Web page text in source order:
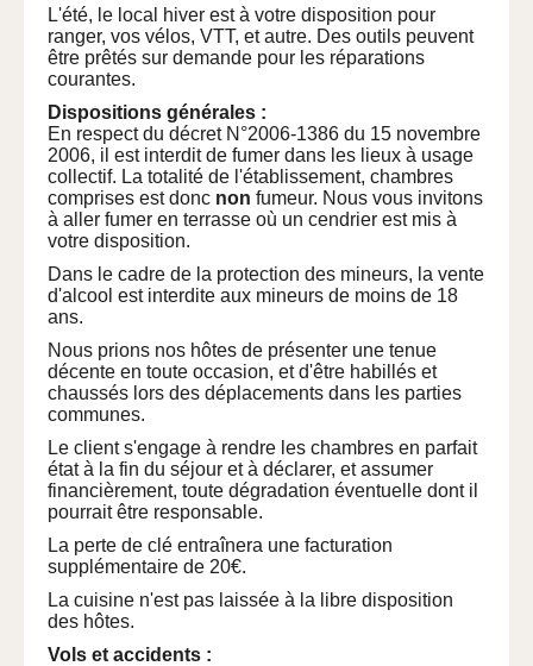
L'été, le local hiver est à votre disposition pour
ranger, vos vélos, VTT, et autre. Des outils peuvent
être prêtés sur demande pour les réparations
courantes.
Dispositions générales :
En respect du décret N°2006-1386 du 15 novembre
2006, il est interdit de fumer dans les lieux à usage
collectif. La totalité de l'établissement, chambres
comprises est donc non fumeur. Nous vous invitons
à aller fumer en terrasse où un cendrier est mis à
votre disposition.
Dans le cadre de la protection des mineurs, la vente
d'alcool est interdite aux mineurs de moins de 18
ans.
Nous prions nos hôtes de présenter une tenue
décente en toute occasion, et d'être habillés et
chaussés lors des déplacements dans les parties
communes.
Le client s'engage à rendre les chambres en parfait
état à la fin du séjour et à déclarer, et assumer
financièrement, toute dégradation éventuelle dont il
pourrait être responsable.
La perte de clé entraînera une facturation
supplémentaire de 20€.
La cuisine n'est pas laissée à la libre disposition
des hôtes.
Vols et accidents :